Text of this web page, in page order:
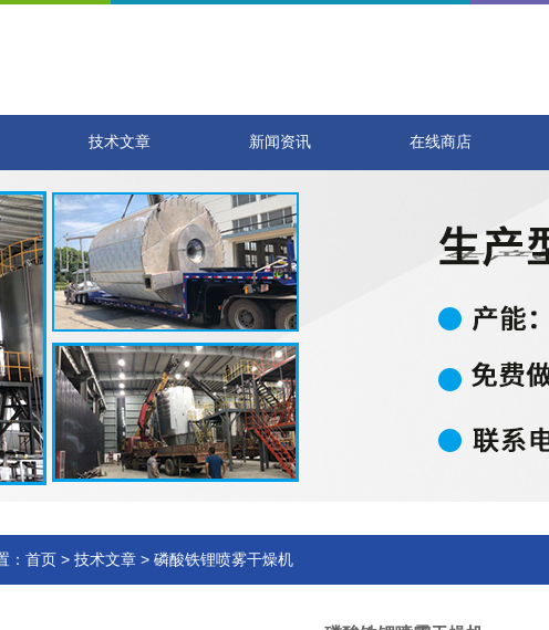
技术文章 新闻资讯 在线商店
： 首页 > 技术文章 > 磷酸铁锂喷雾干燥机